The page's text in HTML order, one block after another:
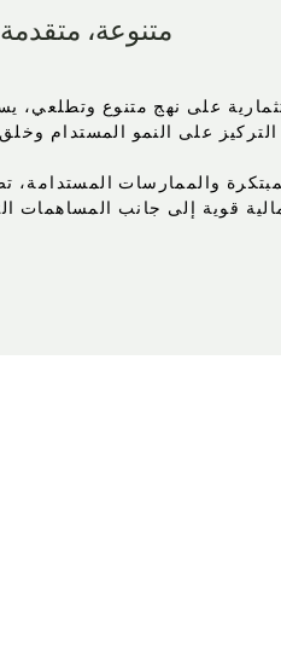
متنوعة،
على نهج متنوع وتطلعي،
والممارسات